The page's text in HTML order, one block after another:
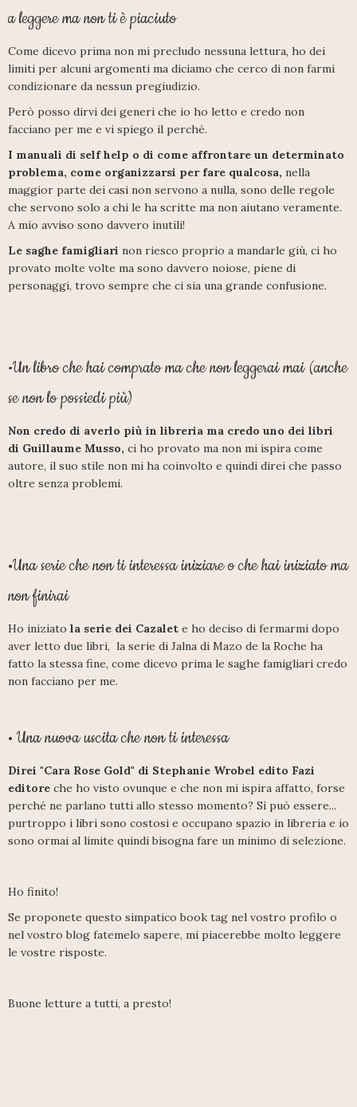
a leggere ma non ti è piaciuto
Come dicevo prima non mi precludo nessuna lettura, ho dei
limiti per alcuni argomenti ma diciamo che cerco di non farmi
condizionare da nessun pregiudizio.
Però posso dirvi dei generi che io ho letto e credo non
facciano per me e vi spiego il perché.
I manuali di self help o di come affrontare un determinato
problema, come organizzarsi per fare qualcosa, nella
maggior parte dei casi non servono a nulla, sono delle regole
che servono solo a chi le ha scritte ma non aiutano veramente.
A mio avviso sono davvero inutili!
Le saghe famigliari non riesco proprio a mandarle giù, ci ho
provato molte volte ma sono davvero noiose, piene di
personaggi, trovo sempre che ci sia una grande confusione.
•Un libro che hai comprato ma che non leggerai mai (anche
se non lo possiedi più)
Non credo di averlo più in libreria ma credo uno dei libri
di Guillaume Musso, ci ho provato ma non mi ispira come
autore, il suo stile non mi ha coinvolto e quindi direi che passo
oltre senza problemi.
•Una serie che non ti interessa iniziare o che hai iniziato ma
non finirai
Ho iniziato la serie dei Cazalet e ho deciso di fermarmi dopo
aver letto due libri, la serie di Jalna di Mazo de la Roche ha
fatto la stessa fine, come dicevo prima le saghe famigliari credo
non facciano per me.
• Una nuova uscita che non ti interessa
Direi "Cara Rose Gold" di Stephanie Wrobel edito Fazi
editore che ho visto ovunque e che non mi ispira affatto, forse
perché ne parlano tutti allo stesso momento? Sì può essere...
purtroppo i libri sono costosi e occupano spazio in libreria e io
sono ormai al limite quindi bisogna fare un minimo di selezione.
Ho finito!
Se proponete questo simpatico book tag nel vostro profilo o
nel vostro blog fatemelo sapere, mi piacerebbe molto leggere
le vostre risposte.
Buone letture a tutti, a presto!